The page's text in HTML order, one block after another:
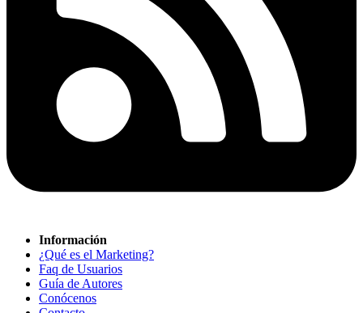
Información
¿Qué es el Marketing?
Faq de Usuarios
Guía de Autores
Conócenos